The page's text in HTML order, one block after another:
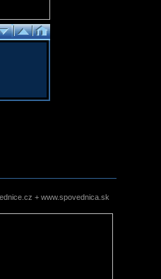
+ www.spovednica.sk